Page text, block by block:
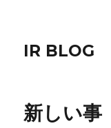
IR BLOG
新しい事